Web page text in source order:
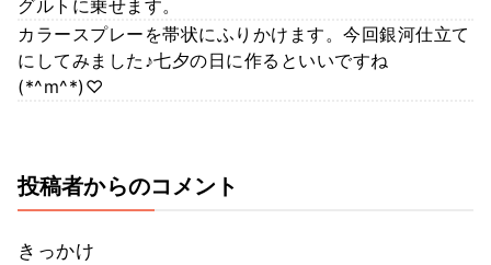
グルトに乗せます。
カラースプレーを帯状にふりかけます。今回銀河仕立て
にしてみました♪七夕の日に作るといいですね
(*^m^*)♡
投稿者からのコメント
きっかけ